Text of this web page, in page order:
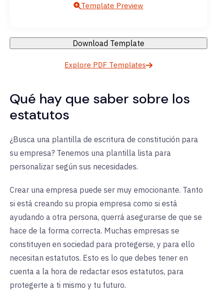
Template Preview
Download Template
Explore PDF Templates
Qué hay que saber sobre los
estatutos
¿Busca una plantilla de escritura de constitución para
su empresa? Tenemos una plantilla lista para
personalizar según sus necesidades.
Crear una empresa puede ser muy emocionante. Tanto
si está creando su propia empresa como si está
ayudando a otra persona, querrá asegurarse de que se
hace de la forma correcta. Muchas empresas se
constituyen en sociedad para protegerse, y para ello
necesitan estatutos. Esto es lo que debes tener en
cuenta a la hora de redactar esos estatutos, para
protegerte a ti mismo y tu futuro.